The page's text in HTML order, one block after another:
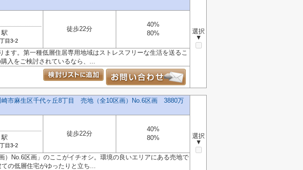
選択
▼
駅
目3-2
徒歩22分
40%
80%
す。第一種低層住居専用地域はストレスフリーな生活を送るこ
入をご検討されているなら、...
崎市麻生区千代ヶ丘8丁目 売地（全10区画）No.6区画 3880万
選択
▼
駅
目3-2
徒歩22分
40%
80%
No.6区画」のここがイチオシ。環境の良いエリアにある売地で
の低層住宅がゆったりと立ち...